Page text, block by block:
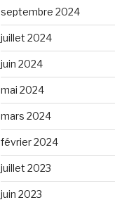
septembre 2024
juillet 2024
juin 2024
mai 2024
mars 2024
février 2024
juillet 2023
juin 2023